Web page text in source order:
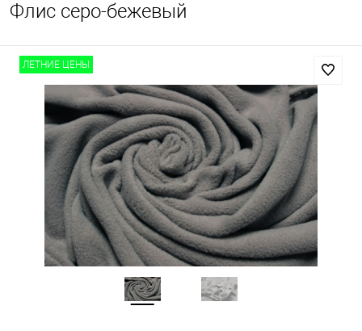
Флис серо-бежевый
ЛЕТНИЕ ЦЕНЫ